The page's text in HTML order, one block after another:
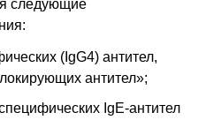
следующие
(IgG4) антител,
антител»;
IgE-антител